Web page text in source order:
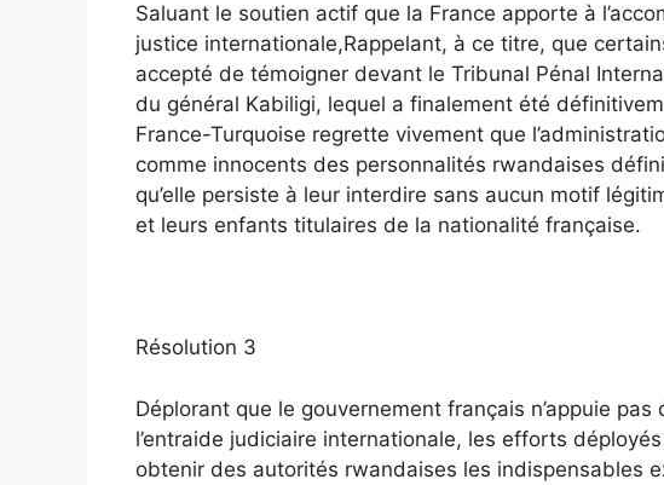
Saluant le soutien actif que la France apporte à
justice internationale,Rappelant, à ce titre, que
accepté de témoigner devant le Tribunal Pénal
du général Kabiligi, lequel a finalement été
France-Turquoise regrette vivement que
comme innocents des personnalités rwandaises
qu’elle persiste à leur interdire sans aucun motif
et leurs enfants titulaires de la nationalité française.
Résolution 3
Déplorant que le gouvernement français n’appuie
l’entraide judiciaire internationale, les efforts
obtenir des autorités rwandaises les indispensables